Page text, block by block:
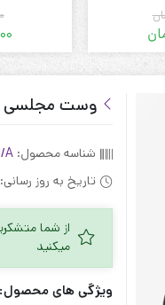
وست مجلسی
شناسه محصول: A
تاریخ به روز رسانی:
از شما
میکنید
ویژگی های محصول: